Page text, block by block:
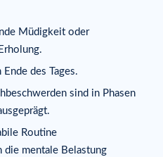
Müdigkeit oder
des Tages.
sind in Phasen
Routine
die mentale Belastung